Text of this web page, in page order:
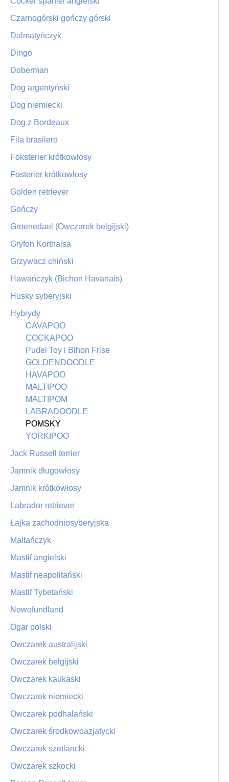
Czarnogórski gończy górski
Dalmatyńczyk
Dingo
Doberman
Dog argentyński
Dog niemiecki
Dog z Bordeaux
Fila brasilero
Foksterier krótkowłosy
Fosterier krótkowłosy
Golden retriever
Gończy
Groenedael (Owczarek belgijski)
Gryfon Korthalsa
Grzywacz chiński
Hawańczyk (Bichon Havanais)
Husky syberyjski
Hybrydy
CAVAPOO
COCKAPOO
Pudel Toy i Bihon Frise
GOLDENDOODLE
HAVAPOO
MALTIPOO
MALTIPOM
LABRADOODLE
POMSKY
YORKIPOO
Jack Russell terrier
Jamnik długowłosy
Jamnik krótkowłosy
Labrador retriever
Łajka zachodniosyberyjska
Maltańczyk
Mastif angielski
Mastif neapolitański
Mastif Tybetański
Nowofundland
Ogar polski
Owczarek australijski
Owczarek belgijski
Owczarek kaukaski
Owczarek niemiecki
Owczarek podhalański
Owczarek środkowoazjatycki
Owczarek szetlancki
Owczarek szkocki